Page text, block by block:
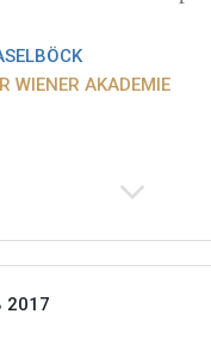
WIENER AKADEMIE
2017